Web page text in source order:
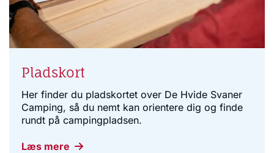
Pladskort
Her finder du pladskortet over De Hvide Svaner
Camping, så du nemt kan orientere dig og finde
rundt på campingpladsen.
Læs mere